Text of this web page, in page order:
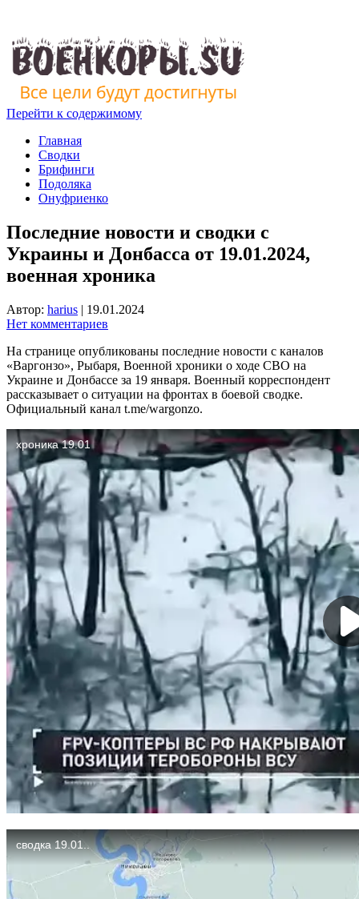
Перейти к содержимому
Главная
Сводки
Брифинги
Подоляка
Онуфриенко
Последние новости и сводки с
Украины и Донбасса от 19.01.2024,
военная хроника
Автор: harius | 19.01.2024
Нет комментариев
На странице опубликованы последние новости с каналов
«Варгонзо», Рыбаря, Военной хроники о ходе СВО на
Украине и Донбассе за 19 января. Военный корреспондент
рассказывает о ситуации на фронтах в боевой сводке.
Официальный канал t.me/wargonzo.